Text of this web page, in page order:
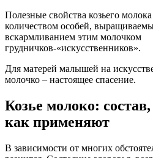
Полезные свойства козьего
количеством особей,
вскармливанием этим молочком
грудничков-«искусственников».
Для матерей малышей на
молочко – настоящее спасение.
Козье молоко:
как применяют
В зависимости от многих